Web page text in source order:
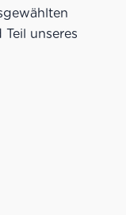
unseres